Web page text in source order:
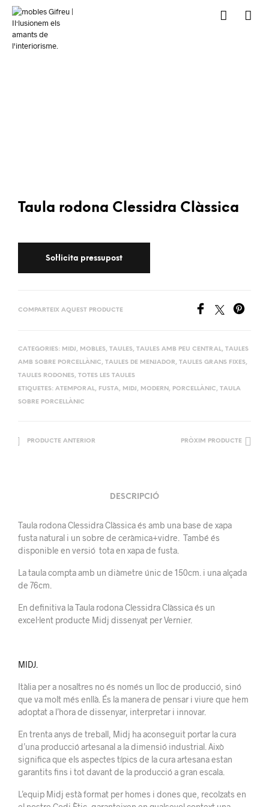
Taula rodona Clessidra Clàssica
COMPARTEIX AQUEST PRODUCTE
CATEGORIES: MIDJ, MOBLES, TAULES, TAULES AMB PEU CENTRAL, TAULES
AMB SOBRE PORCELLÀNIC, TAULES DE MENJADOR, TAULES GRANS FIXES,
TAULES RODONES, TOTES LES TAULES
ETIQUETES: ATEMPORAL, FUSTA, MIDJ, MODERN , PORCELLÀNIC, TAULA
SOBRE PORCELLÀNIC
PRODUCTE ANTERIOR PRÒXIM PRODUCTE
DESCRIPCIÓ
Taula rodona Clessidra Clàssica és amb una base de xapa
fusta natural i un sobre de ceràmica+vidre. També és
disponible en versió tota en xapa de fusta.
La taula compta amb un diàmetre únic de 150cm. i una alçada
de 76cm.
En definitiva la Taula rodona Clessidra Clàssica és un
excel·lent producte Midj dissenyat per Vernier.
MIDJ.
Itàlia per a nosaltres no és només un lloc de producció, sinó
que va molt més enllà. És la manera de pensar i viure que hem
adoptat a l’hora de dissenyar, interpretar i innovar.
En trenta anys de treball, Midj ha aconseguit portar la cura
d’una producció artesanal a la dimensió industrial. Això
significa que els aspectes típics de la cura artesana estan
garantits fins i tot davant de la producció a gran escala.
L’equip Midj està format per homes i dones que, recolzats en